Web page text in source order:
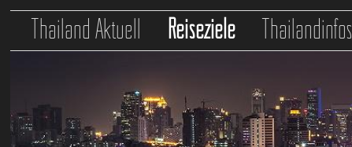
Thailand Aktuell Reiseziele Thailandinfos